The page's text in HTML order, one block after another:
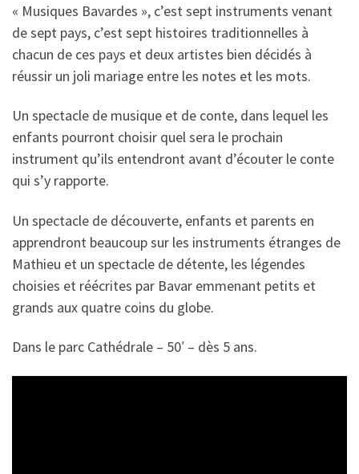
« Musiques Bavardes », c’est sept instruments venant
de sept pays, c’est sept histoires traditionnelles à
chacun de ces pays et deux artistes bien décidés à
réussir un joli mariage entre les notes et les mots.
Un spectacle de musique et de conte, dans lequel les
enfants pourront choisir quel sera le prochain
instrument qu’ils entendront avant d’écouter le conte
qui s’y rapporte.
Un spectacle de découverte, enfants et parents en
apprendront beaucoup sur les instruments étranges de
Mathieu et un spectacle de détente, les légendes
choisies et réécrites par Bavar emmenant petits et
grands aux quatre coins du globe.
Dans le parc Cathédrale – 50′ – dès 5 ans.